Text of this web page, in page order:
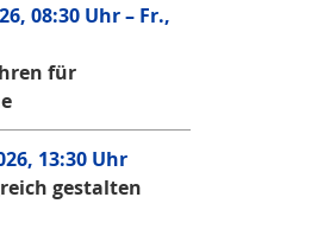
08:30 Uhr – Fr.,
für
13:30 Uhr
gestalten